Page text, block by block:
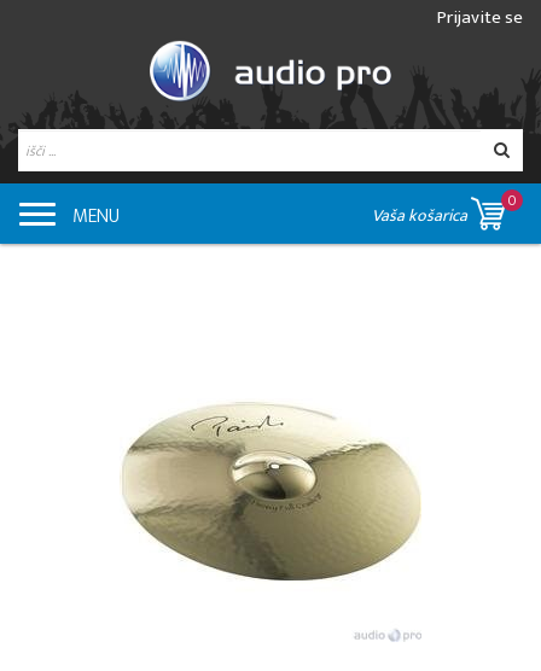
Prijavite se
MENU Vaša košarica
0